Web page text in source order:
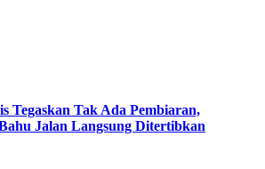
Tegaskan Tak Ada Pembiaran,
Jalan Langsung Ditertibkan